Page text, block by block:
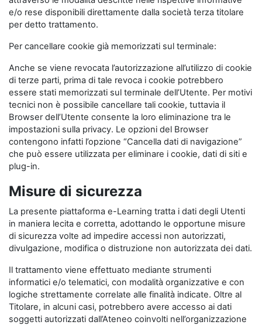
e/o rese disponibili direttamente dalla società terza titolare
per detto trattamento.
Per cancellare cookie già memorizzati sul terminale:
Anche se viene revocata l’autorizzazione all’utilizzo di cookie
di terze parti, prima di tale revoca i cookie potrebbero
essere stati memorizzati sul terminale dell’Utente. Per motivi
tecnici non è possibile cancellare tali cookie, tuttavia il
Browser dell’Utente consente la loro eliminazione tra le
impostazioni sulla privacy. Le opzioni del Browser
contengono infatti l’opzione “Cancella dati di navigazione”
che può essere utilizzata per eliminare i cookie, dati di siti e
plug-in.
Misure di sicurezza
La presente piattaforma e-Learning tratta i dati degli Utenti
in maniera lecita e corretta, adottando le opportune misure
di sicurezza volte ad impedire accessi non autorizzati,
divulgazione, modifica o distruzione non autorizzata dei dati.
Il trattamento viene effettuato mediante strumenti
informatici e/o telematici, con modalità organizzative e con
logiche strettamente correlate alle finalità indicate. Oltre al
Titolare, in alcuni casi, potrebbero avere accesso ai dati
soggetti autorizzati dall’Ateneo coinvolti nell’organizzazione